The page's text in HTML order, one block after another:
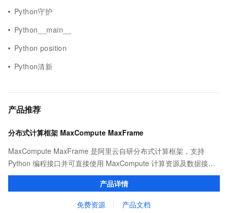
Python守护
Python__main__
Python position
Python清新
产品推荐
分布式计算框架 MaxCompute MaxFrame
MaxCompute MaxFrame 是阿里云自研分布式计算框架，支持
Python 编程接口并可直接使用 MaxCompute 计算资源及数据接
口，与 MaxCompute Notebook、镜像管理等功能共同构成
MaxCompute 完整 Python 开发生态。
产品详情
免费资源 产品文档